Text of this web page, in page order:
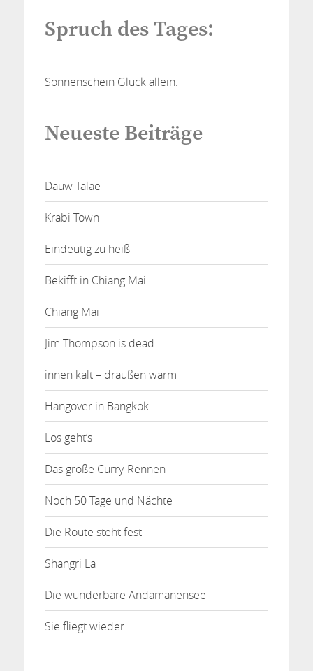
Spruch des Tages:
Sonnenschein Glück allein.
Neueste Beiträge
Dauw Talae
Krabi Town
Eindeutig zu heiß
Bekifft in Chiang Mai
Chiang Mai
Jim Thompson is dead
innen kalt – draußen warm
Hangover in Bangkok
Los geht’s
Das große Curry-Rennen
Noch 50 Tage und Nächte
Die Route steht fest
Shangri La
Die wunderbare Andamanensee
Sie fliegt wieder